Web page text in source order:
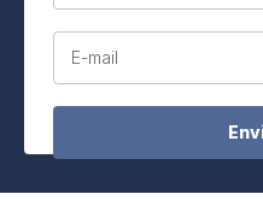
E-mail